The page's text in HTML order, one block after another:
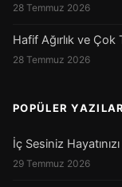
28 Temmuz 2026
Hafif Ağırlık ve Çok
28 Temmuz 2026
POPÜLER YAZILAR
İç Sesiniz
29 Temmuz 2026